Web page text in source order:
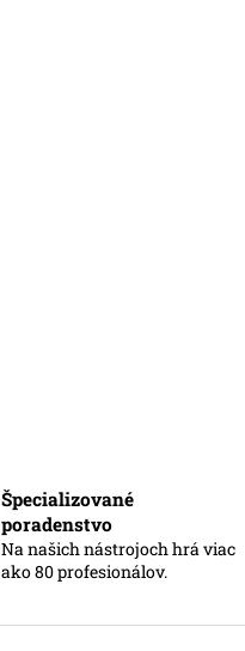
Špecializované
poradenstvo
Na našich nástrojoch hrá viac
ako 80 profesionálov.